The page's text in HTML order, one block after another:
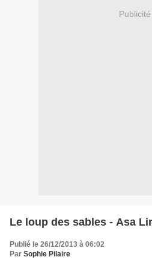
Publicité
Le loup des sables - Asa
Publié le 26/12/2013 à 06:02
Par Sophie Pilaire